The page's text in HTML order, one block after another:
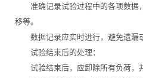
准确记录试验过程中的各项数据
移等。
数据记录应实时进行，避免遗漏或
试验结束后的处理：
试验结束后，应卸除所有负荷，并